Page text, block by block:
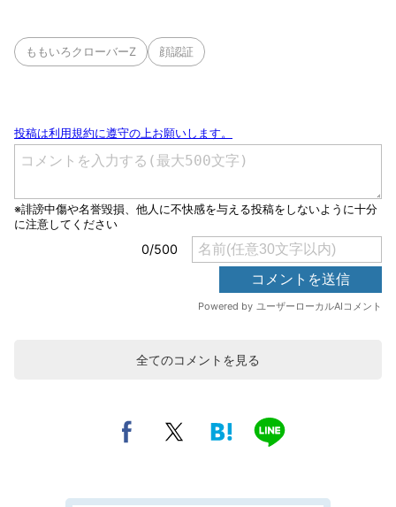
ももいろクローバーZ 顔認証
全てのコメントを見る